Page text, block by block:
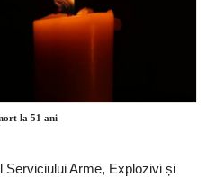
la 51 ani
Serviciului Arme, Explozivi și